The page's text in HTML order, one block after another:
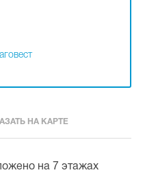
НА КАРТЕ
на 7 этажах